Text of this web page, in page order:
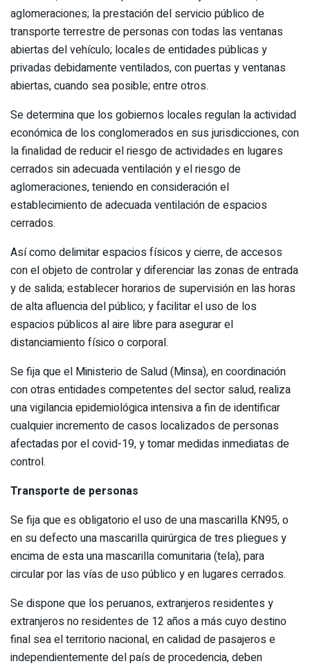
aglomeraciones; la prestación del servicio público de
transporte terrestre de personas con todas las ventanas
abiertas del vehículo; locales de entidades públicas y
privadas debidamente ventilados, con puertas y ventanas
abiertas, cuando sea posible; entre otros.
Se determina que los gobiernos locales regulan la actividad
económica de los conglomerados en sus jurisdicciones, con
la finalidad de reducir el riesgo de actividades en lugares
cerrados sin adecuada ventilación y el riesgo de
aglomeraciones, teniendo en consideración el
establecimiento de adecuada ventilación de espacios
cerrados.
Así como delimitar espacios físicos y cierre, de accesos
con el objeto de controlar y diferenciar las zonas de entrada
y de salida; establecer horarios de supervisión en las horas
de alta afluencia del público; y facilitar el uso de los
espacios públicos al aire libre para asegurar el
distanciamiento físico o corporal.
Se fija que el Ministerio de Salud (Minsa), en coordinación
con otras entidades competentes del sector salud, realiza
una vigilancia epidemiológica intensiva a fin de identificar
cualquier incremento de casos localizados de personas
afectadas por el covid-19, y tomar medidas inmediatas de
control.
Transporte de personas
Se fija que es obligatorio el uso de una mascarilla KN95, o
en su defecto una mascarilla quirúrgica de tres pliegues y
encima de esta una mascarilla comunitaria (tela), para
circular por las vías de uso público y en lugares cerrados.
Se dispone que los peruanos, extranjeros residentes y
extranjeros no residentes de 12 años a más cuyo destino
final sea el territorio nacional, en calidad de pasajeros e
independientemente del país de procedencia, deben